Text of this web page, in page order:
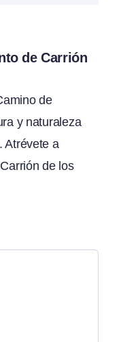
de Carrión
de
y naturaleza
Atrévete a
de los